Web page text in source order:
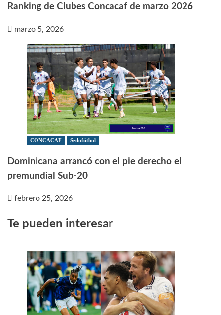
Ranking de Clubes Concacaf de marzo 2026
marzo 5, 2026
CONCACAF Sedofútbol
Dominicana arrancó con el pie derecho el
premundial Sub-20
febrero 25, 2026
Te pueden interesar